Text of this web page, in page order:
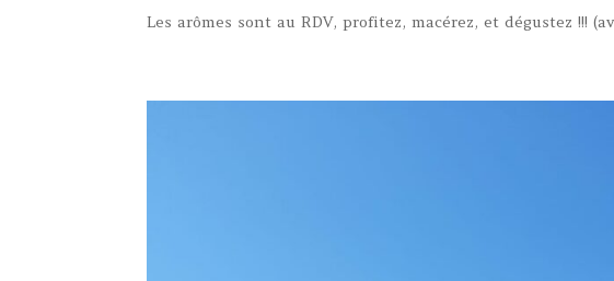
Les arômes sont au RDV, profitez, macérez, et dégustez !!!